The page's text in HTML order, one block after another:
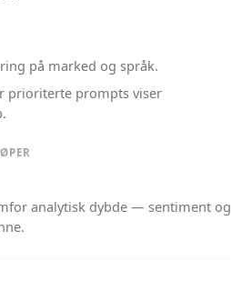
på marked og språk.
prioriterte prompts viser
analytisk dybde — sentiment og